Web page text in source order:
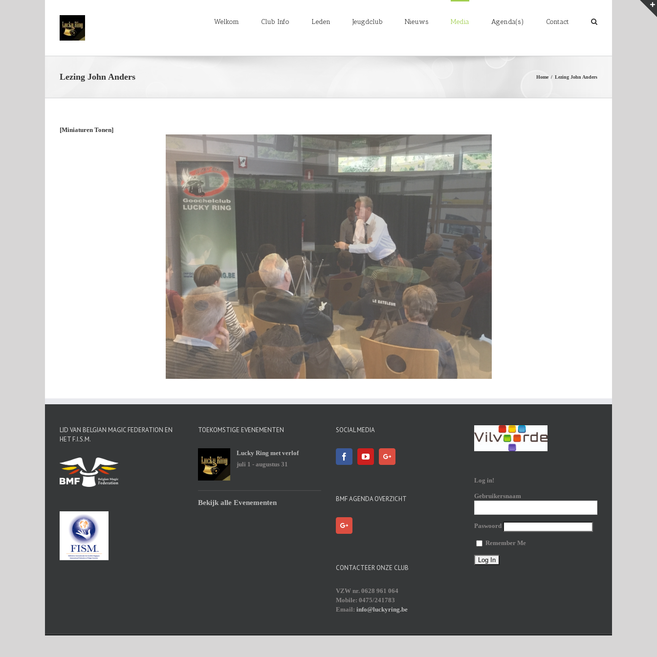
Welkom Club Info Leden Jeugdclub Nieuws Media Agenda(s) Contact
Lezing John Anders Home / Lezing John Anders
[Miniaturen Tonen]
LID VAN BELGIAN MAGIC FEDERATION EN
HET F.I.S.M.
TOEKOMSTIGE EVENEMENTEN
Lucky Ring met verlof
juli 1 - augustus 31
Bekijk alle Evenementen
SOCIAL MEDIA
BMF AGENDA OVERZICHT
CONTACTEER ONZE CLUB
VZW nr. 0628 961 064
Mobile: 0475/241783
Email: info@luckyring.be
Log in!
Gebruikersnaam
Paswoord
Remember Me